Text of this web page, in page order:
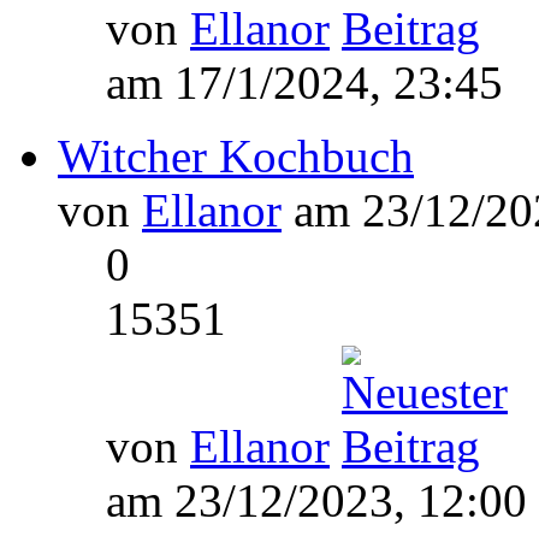
von Ellanor
am 17/1/2024, 23:45
Witcher Kochbuch
von Ellanor am 23/12/
0
15351
von Ellanor
am 23/12/2023, 12:00